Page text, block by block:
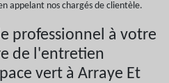
appelant nos chargés de clientèle.
professionnel à votre
de l'entretien
vert à Arraye Et